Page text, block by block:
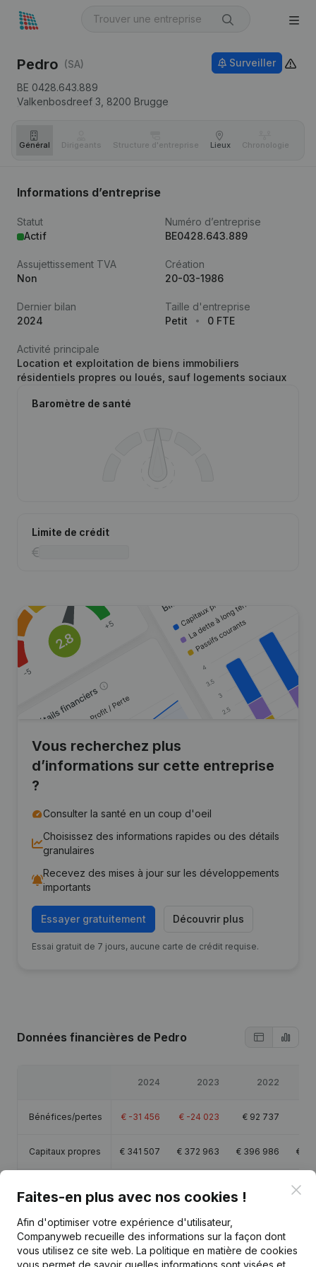
Pedro (SA)
BE 0428.643.889
Valkenbosdreef 3, 8200 Brugge
Surveiller
Général Dirigeants Structure d'entreprise Lieux Chronologie
Informations d’entreprise
Statut
Actif
Numéro d’entreprise
BE0428.643.889
Assujettissement TVA
Non
Création
20-03-1986
Dernier bilan
2024
Taille d'entreprise
Petit
0 FTE
Activité principale
Location et exploitation de biens immobiliers
résidentiels propres ou loués, sauf logements sociaux
Baromètre de santé
Limite de crédit
Vous recherchez plus
d’informations sur cette entreprise
?
Consulter la santé en un coup d'oeil
Choisissez des informations rapides ou des détails
granulaires
Recevez des mises à jour sur les développements
importants
Essayer gratuitement Découvrir plus
Essai gratuit de 7 jours, aucune carte de crédit requise.
Données financières de Pedro
2024 2023 2022
Bénéfices/pertes € -31 456 € -24 023 € 92 737
Capitaux propres € 341 507 € 372 963 € 396 986 €
Faites-en plus avec nos cookies !
Afin d'optimiser votre expérience d'utilisateur,
Companyweb recueille des informations sur la façon dont
vous utilisez ce site web. La politique en matière de cookies
vous permet de savoir quelles informations sont visées et